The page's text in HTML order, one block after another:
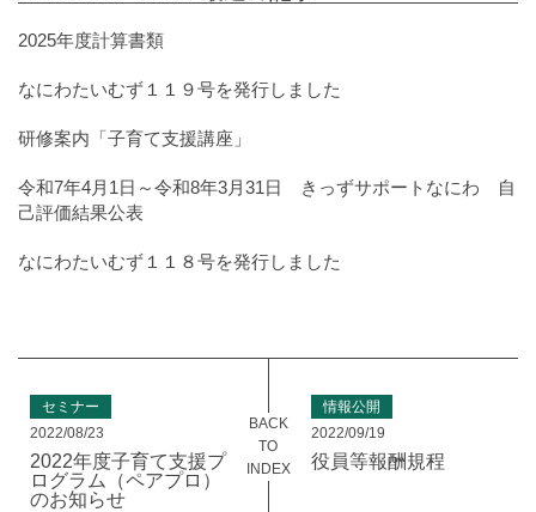
2025年度計算書類
なにわたいむず１１９号を発行しました
研修案内「子育て支援講座」
令和7年4月1日～令和8年3月31日 きっずサポートなにわ 自
己評価結果公表
なにわたいむず１１８号を発行しました
セミナー
2022/08/23
2022年度子育て支援プ
ログラム（ペアプロ）
のお知らせ
BACK
TO
INDEX
情報公開
2022/09/19
役員等報酬規程